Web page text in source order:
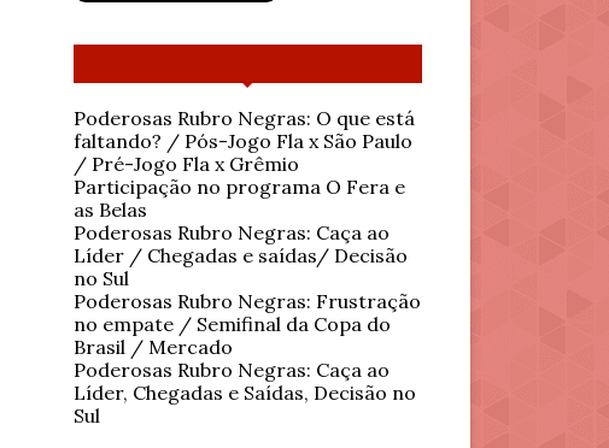
Poderosas Rubro Negras: O que está
faltando? / Pós-Jogo Fla x São Paulo
/ Pré-Jogo Fla x Grêmio
Participação no programa O Fera e
as Belas
Poderosas Rubro Negras: Caça ao
Líder / Chegadas e saídas/ Decisão
no Sul
Poderosas Rubro Negras: Frustração
no empate / Semifinal da Copa do
Brasil / Mercado
Poderosas Rubro Negras: Caça ao
Líder, Chegadas e Saídas, Decisão no
Sul